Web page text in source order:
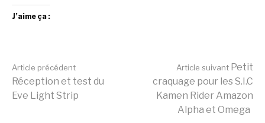
J’aime ça :
Lire
Article précédent
Réception et test du
Eve Light Strip
Article suivant Petit
craquage pour les S.I.C
Kamen Rider Amazon
Alpha et Omega